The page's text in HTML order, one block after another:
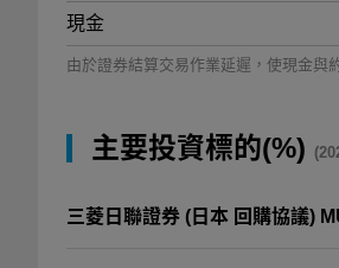
現金
由於證券結算交易作業延遲，使現金與
主要投資標的(%)
三菱日聯證券 (日本 回購協議)